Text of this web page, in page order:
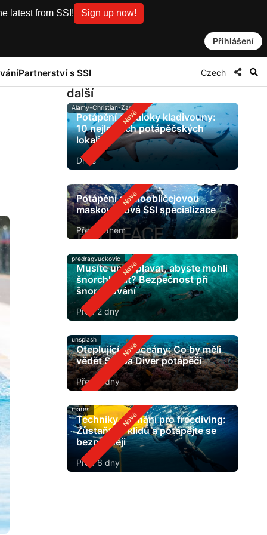
latest from SSI! Sign up now!
Přihlášení
Partnerství s SSI Czech
další
Alamy-Christian-Zappel
Potápění s žraloky kladivouny:
10 nejlepších potápěčských
lokalit
Dnes
Potápění s celoobličejovou
maskou: nová SSI specializace
Před 1 dnem
predragvuckovic
Musíte umět plavat, abyste mohli
šnorchlovat? Bezpečnost při
šnorchlování
Před 2 dny
unsplash
Oteplující se oceány: Co by měli
vědět Scuba Diver potápěči
Před 4 dny
mares
Techniky dýchání pro freediving:
Zůstaňte v klidu a potápějte se
bezpečněji
Před 6 dny